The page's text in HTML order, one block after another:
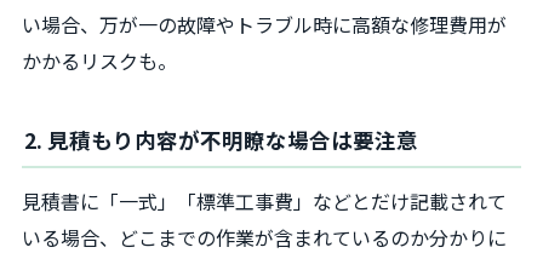
い場合、万が一の故障やトラブル時に高額な修理費用が
かかるリスクも。
2. 見積もり内容が不明瞭な場合は要注意
見積書に「一式」「標準工事費」などとだけ記載されて
いる場合、どこまでの作業が含まれているのか分かりに